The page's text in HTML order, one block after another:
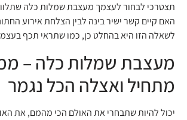
תצטרכי לבחור לעצמך מעצבת שמלות כלה
האם קיים קשר ישיר בינה לבין הצלחת אירוע
לשאלה הזו היא בהחלט כן, כמו שתראי תכף
מעצבת שמלות כלה –
מתחיל ואצלה הכל נגמר
יכול להיות שתבחרי את האולם הכי מהמם, את